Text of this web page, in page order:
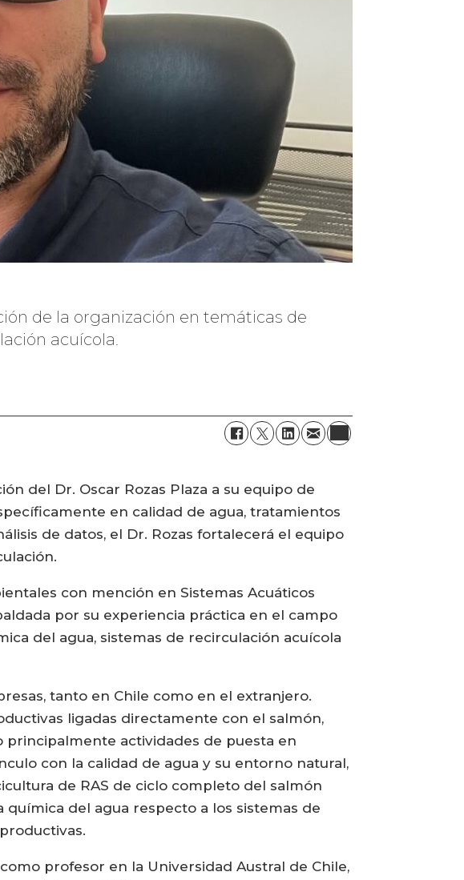
de la organización en temáticas de
acuícola.
del Dr. Oscar Rozas Plaza a su equipo de
en calidad de agua, tratamientos
de datos, el Dr. Rozas fortalecerá el equipo
con mención en Sistemas Acuáticos
por su experiencia práctica en el campo
del agua, sistemas de recirculación acuícola
tanto en Chile como en el extranjero.
ligadas directamente con el salmón,
principalmente actividades de puesta en
con la calidad de agua y su entorno natural,
de RAS de ciclo completo del salmón
del agua respecto a los sistemas de
profesor en la Universidad Austral de Chile,